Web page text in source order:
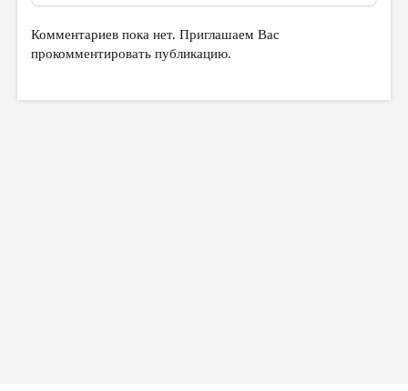
ЛИТЕРАТУРОВЕДЕНИЕ
Комментариев пока нет. Приглашаем Вас
прокомментировать публикацию.